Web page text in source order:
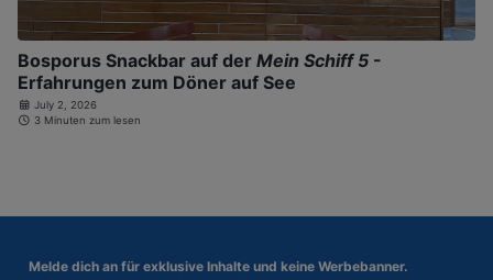
Bosporus Snackbar auf der Mein Schiff 5 -
Erfahrungen zum Döner auf See
July 2, 2026
3 Minuten zum lesen
Melde dich an für exklusive Inhalte und keine Werbebanner.